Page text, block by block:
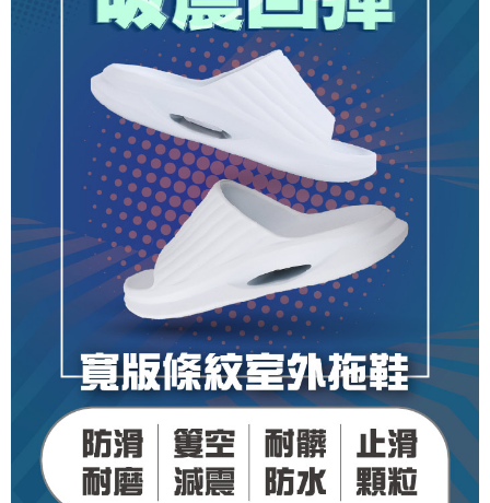
ATM／網路銀行／等多元方式進行付款，方視為交易完成。
※ 請注意：結帳手續完成當下不需立刻繳費，但若您需要取消訂單，請聯絡
購買商品的店家。未經商家同意取消之訂單仍視為有效，需透過AFTEE先享
後付繳納相關費用。
※ 交易是否成功請以「AFTEE先享後付 」之結帳頁面顯示為準，若有關於
是否繳費成功／繳費後需取消欲退款等相關疑問，請聯繫「AFTEE先享後付
客戶支援中心」 https://netprotections.freshdesk.com/support/home
【注意事項】
１．透過由恩沛科技股份有限公司提供之「AFTEE先享後付」服務完成之交
易，需依本服務之必要範圍內提供個人資料，並將交易相關給付款項請求債
權轉讓予恩沛科技股份有限公司。
２．關於個人資料處理事宜，請瀏覽以下網址：
https://aftee.tw/terms/#terms3
３．未成年的使用者請事先徵得法定代理人或監護人之同意方可使用
「AFTEE先享後付」，若未經同意申辦者引起之損失，本公司不負相關責
４．使用「AFTEE先享後付」時，將依據個別帳號之用戶狀況，依本公司即
時審查核予不同之上限額度；若仍有額度不足之情形，本公司將視審查結果
請求用戶進行身份認證。
５．嚴禁一人註冊多個帳號或使用他人資訊註冊。若發現惡意使用之情形，
恩沛科技股份有限公司將有權停止該用戶之使用額度並採取法律行動。
7-11取貨付款
每筆NT$80，滿NT$490(含以上)免運費
付款後 7-11取貨
每筆NT$80，滿NT$490(含以上)免運費
每筆NT$80，滿NT$490(含以上)免運費
離島宅配
每筆NT$150，滿NT$800(含以上)免運費